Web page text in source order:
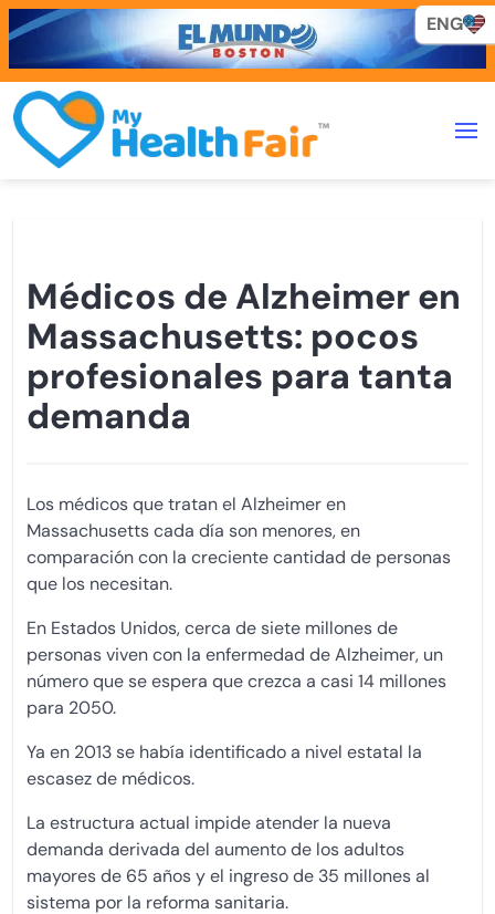
Médicos de Alzheimer en
Massachusetts: pocos
profesionales para tanta
demanda
Los médicos que tratan el Alzheimer en
Massachusetts cada día son menores, en
comparación con la creciente cantidad de personas
que los necesitan.
En Estados Unidos, cerca de siete millones de
personas viven con la enfermedad de Alzheimer, un
número que se espera que crezca a casi 14 millones
para 2050.
Ya en 2013 se había identificado a nivel estatal la
escasez de médicos.
La estructura actual impide atender la nueva
demanda derivada del aumento de los adultos
mayores de 65 años y el ingreso de 35 millones al
sistema por la reforma sanitaria.
ENG
ENG